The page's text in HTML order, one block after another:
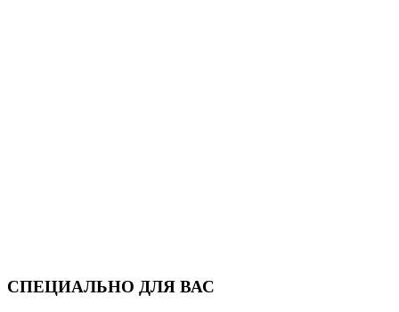
СПЕЦИАЛЬНО ДЛЯ ВАС